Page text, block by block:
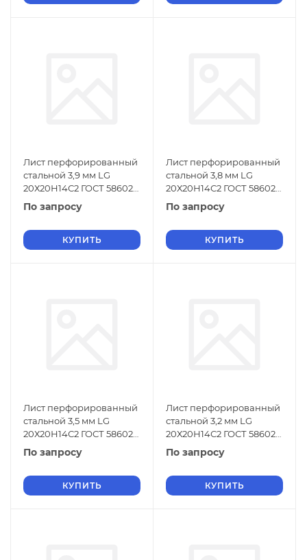
Лист перфорированный
стальной 3,9 мм LG
20Х20Н14С2 ГОСТ 58602-
2019
По запросу
КУПИТЬ
Лист перфорированный
стальной 3,8 мм LG
20Х20Н14С2 ГОСТ 58602-
2019
По запросу
КУПИТЬ
Лист перфорированный
стальной 3,5 мм LG
20Х20Н14С2 ГОСТ 58602-
2019
По запросу
КУПИТЬ
Лист перфорированный
стальной 3,2 мм LG
20Х20Н14С2 ГОСТ 58602-
2019
По запросу
КУПИТЬ